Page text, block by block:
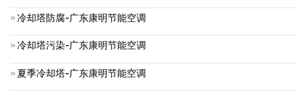
冷却塔防腐-广东康明节能空调
冷却塔污染-广东康明节能空调
夏季冷却塔-广东康明节能空调